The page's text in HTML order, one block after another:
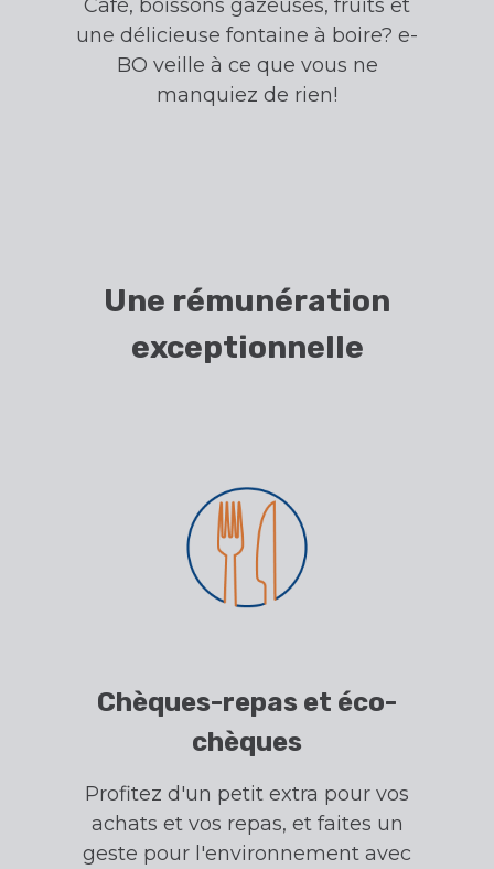
Café, boissons gazeuses, fruits et
une délicieuse fontaine à boire? e-
BO veille à ce que vous ne
manquiez de rien!
Une rémunération
exceptionnelle
Chèques-repas et éco-
chèques
Profitez d'un petit extra pour vos
achats et vos repas, et faites un
geste pour l'environnement avec